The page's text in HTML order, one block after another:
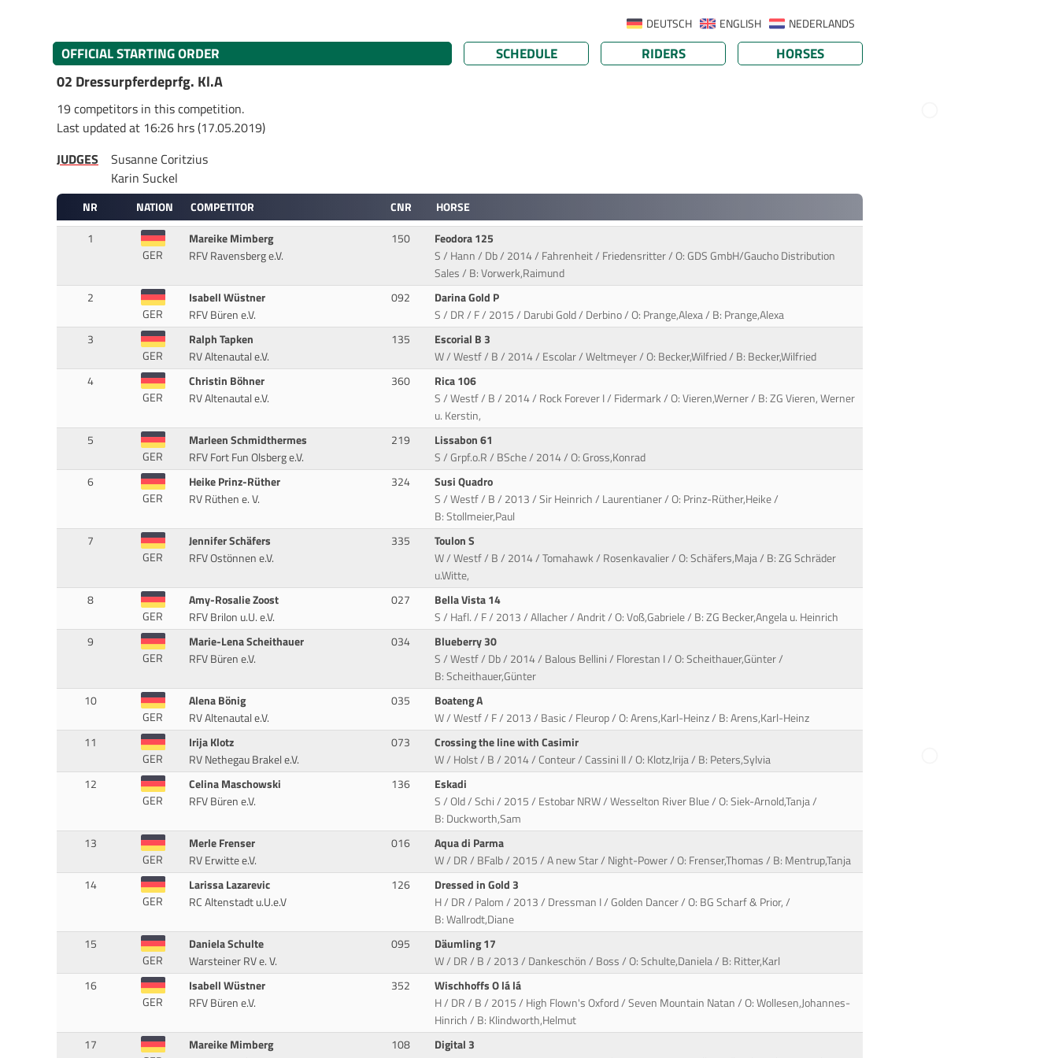
NEDERLANDS
ENGLISH
DEUTSCH
OFFICIAL STARTING ORDER SCHEDULE RIDERS
HORSES
02 Dressurpferdeprfg. Kl.A
19 competitors in this competition.
Last updated at 16:26 hrs (17.05.2019)
JUDGES
Susanne Coritzius
Karin Suckel
NR NATION COMPETITOR CNR
HORSE
1
GER
Mareike Mimberg
RFV Ravensberg e.V.
150
Feodora 125
S / Hann / Db / 2014 / Fahrenheit / Friedensritter / O: GDS GmbH/Gaucho Distribution
Sales / B: Vorwerk,Raimund
2
GER
Isabell Wüstner
RFV Büren e.V.
092
Darina Gold P
S / DR / F / 2015 / Darubi Gold / Derbino / O: Prange,Alexa / B: Prange,Alexa
3
GER
Ralph Tapken
RV Altenautal e.V.
135
Escorial B 3
W / Westf / B / 2014 / Escolar / Weltmeyer / O: Becker,Wilfried / B: Becker,Wilfried
4
GER
Christin Böhner
RV Altenautal e.V.
360
Rica 106
S / Westf / B / 2014 / Rock Forever I / Fidermark / O: Vieren,Werner / B: ZG Vieren, Werner
u. Kerstin,
5
GER
Marleen Schmidthermes
RFV Fort Fun Olsberg e.V.
219
Lissabon 61
S / Grpf.o.R / BSche / 2014 / O: Gross,Konrad
6
GER
Heike Prinz-Rüther
RV Rüthen e. V.
324
Susi Quadro
S / Westf / B / 2013 / Sir Heinrich / Laurentianer / O: Prinz-Rüther,Heike /
B: Stollmeier,Paul
7
GER
Jennifer Schäfers
RFV Ostönnen e.V.
335
Toulon S
W / Westf / B / 2014 / Tomahawk / Rosenkavalier / O: Schäfers,Maja / B: ZG Schräder
u.Witte,
8
GER
Amy-Rosalie Zoost
RFV Brilon u.U. e.V.
027
Bella Vista 14
S / Hafl. / F / 2013 / Allacher / Andrit / O: Voß,Gabriele / B: ZG Becker,Angela u. Heinrich
9
GER
Marie-Lena Scheithauer
RFV Büren e.V.
034
Blueberry 30
S / Westf / Db / 2014 / Balous Bellini / Florestan I / O: Scheithauer,Günter /
B: Scheithauer,Günter
10
GER
Alena Bönig
RV Altenautal e.V.
035
Boateng A
W / Westf / F / 2013 / Basic / Fleurop / O: Arens,Karl-Heinz / B: Arens,Karl-Heinz
11
GER
Irija Klotz
RV Nethegau Brakel e.V.
073
Crossing the line with Casimir
W / Holst / B / 2014 / Conteur / Cassini II / O: Klotz,Irija / B: Peters,Sylvia
12
GER
Celina Maschowski
RFV Büren e.V.
136
Eskadi
S / Old / Schi / 2015 / Estobar NRW / Wesselton River Blue / O: Siek-Arnold,Tanja /
B: Duckworth,Sam
13
GER
Merle Frenser
RV Erwitte e.V.
016
Aqua di Parma
W / DR / BFalb / 2015 / A new Star / Night-Power / O: Frenser,Thomas / B: Mentrup,Tanja
14
GER
Larissa Lazarevic
RC Altenstadt u.U.e.V
126
Dressed in Gold 3
H / DR / Palom / 2013 / Dressman I / Golden Dancer / O: BG Scharf & Prior, /
B: Wallrodt,Diane
15
GER
Daniela Schulte
Warsteiner RV e. V.
095
Däumling 17
W / DR / B / 2013 / Dankeschön / Boss / O: Schulte,Daniela / B: Ritter,Karl
16
GER
Isabell Wüstner
RFV Büren e.V.
352
Wischhoffs O lá lá
H / DR / B / 2015 / High Flown's Oxford / Seven Mountain Natan / O: Wollesen,Johannes-
Hinrich / B: Klindworth,Helmut
17
Mareike Mimberg
108
Digital 3